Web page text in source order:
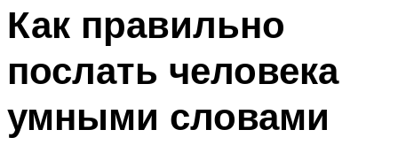
Как правильно
послать человека
умными словами